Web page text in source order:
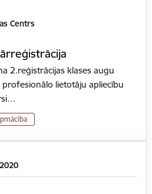
Centrs
2.reģistrācijas klases augu
profesionālo lietotāju apliecību